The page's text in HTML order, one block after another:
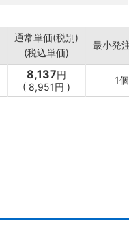
通常単価(税別)
(税込単価)
最小発
8,137円
( 8,951円 )
1個